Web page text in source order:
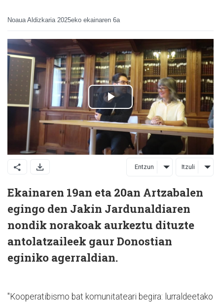
Noaua Aldizkaria 2025eko ekainaren 6a
Entzun Itzuli
Ekainaren 19an eta 20an Artzabalen
egingo den Jakin Jardunaldiaren
nondik norakoak aurkeztu dituzte
antolatzaileek gaur Donostian
eginiko agerraldian.
"Kooperatibismo bat komunitateari begira: lurraldeetako